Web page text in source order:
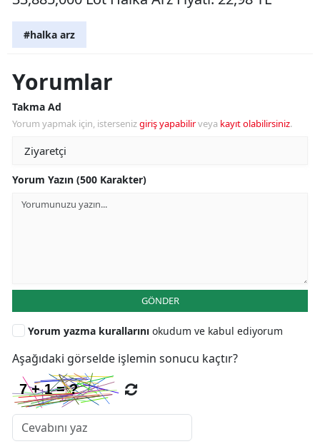
#halka arz
Yorumlar
Takma Ad
Yorum yapmak için, istersenizgiriş yapabilirveya kayıt olabilirsiniz.
Yorum Yazın (500 Karakter)
GÖNDER
Yorum yazma kurallarını okudum ve kabul ediyorum
Aşağıdaki görselde işlemin sonucu kaçtır?